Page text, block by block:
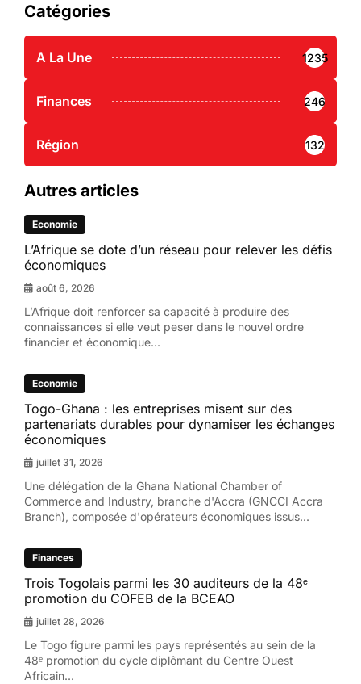
Catégories
A La Une 1235
Finances 246
Région 132
Autres articles
Economie
L’Afrique se dote d’un réseau pour relever les défis
économiques
août 6, 2026
L’Afrique doit renforcer sa capacité à produire des
connaissances si elle veut peser dans le nouvel ordre
financier et économique...
Economie
Togo-Ghana : les entreprises misent sur des
partenariats durables pour dynamiser les échanges
économiques
juillet 31, 2026
Une délégation de la Ghana National Chamber of
Commerce and Industry, branche d'Accra (GNCCI Accra
Branch), composée d'opérateurs économiques issus...
Finances
Trois Togolais parmi les 30 auditeurs de la 48ᵉ
promotion du COFEB de la BCEAO
juillet 28, 2026
Le Togo figure parmi les pays représentés au sein de la
48ᵉ promotion du cycle diplômant du Centre Ouest
Africain...